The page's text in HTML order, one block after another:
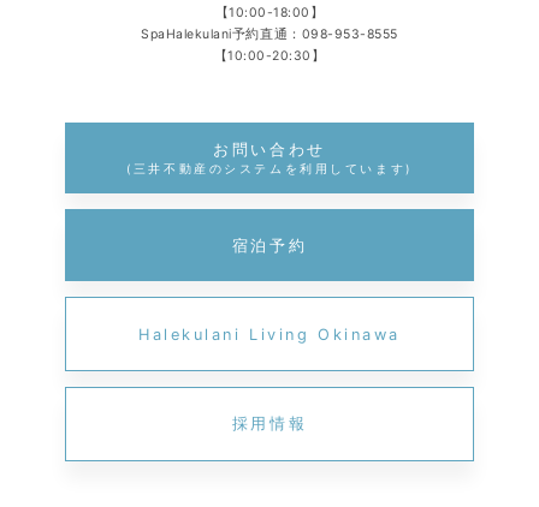
【10:00-18:00】
SpaHalekulani予約直通： 098-953-8555
【10:00-20:30】
お問い合わせ
(三井不動産のシステムを利用しています)
宿泊予約
Halekulani Living Okinawa
採用情報